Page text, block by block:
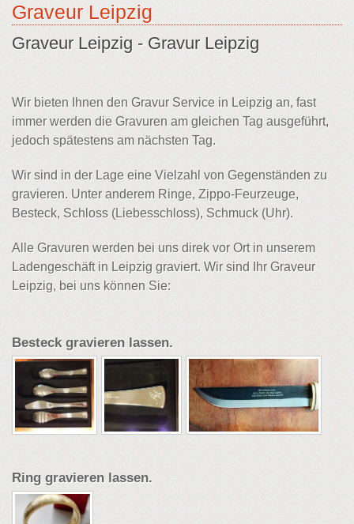
Graveur Leipzig
Graveur Leipzig - Gravur Leipzig
Wir bieten Ihnen den Gravur Service in Leipzig an, fast
immer werden die Gravuren am gleichen Tag ausgeführt,
jedoch spätestens am nächsten Tag.
Wir sind in der Lage eine Vielzahl von Gegenständen zu
gravieren. Unter anderem Ringe, Zippo-Feurzeuge,
Besteck, Schloss (Liebesschloss), Schmuck (Uhr).
Alle Gravuren werden bei uns direk vor Ort in unserem
Ladengeschäft in Leipzig graviert. Wir sind Ihr Graveur
Leipzig, bei uns können Sie:
Besteck gravieren lassen.
Ring gravieren lassen.